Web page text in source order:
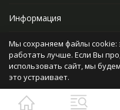
Информация
Прочее
Политика персональных
Разработано в
bodysite.ru
Мы сохраняем файлы cookie:
работать лучше. Если Вы
использовать сайт, мы
это устраивает.